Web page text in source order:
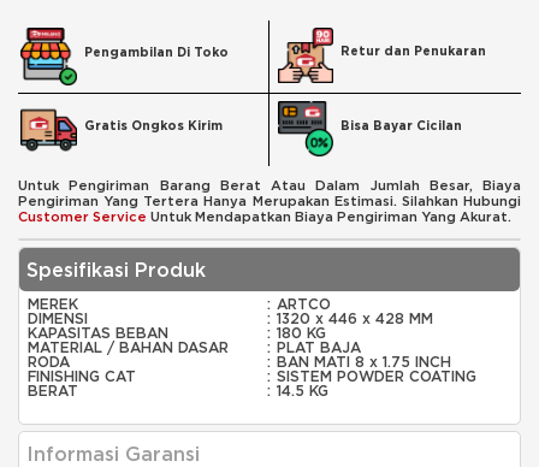
Pengambilan Di Toko Retur dan Penukaran
Gratis Ongkos Kirim Bisa Bayar Cicilan
Untuk Pengiriman Barang Berat Atau Dalam Jumlah Besar, Biaya
Pengiriman Yang Tertera Hanya Merupakan Estimasi. Silahkan Hubungi
Customer Service Untuk Mendapatkan Biaya Pengiriman Yang Akurat.
Spesifikasi Produk
MEREK : ARTCO
DIMENSI
: 1320 x 446 x 428 MM
KAPASITAS BEBAN
: 180 KG
MATERIAL / BAHAN DASAR
: PLAT BAJA
RODA
: BAN MATI 8 x 1.75 INCH
FINISHING CAT
: SISTEM POWDER COATING
BERAT
: 14.5 KG
Informasi Garansi